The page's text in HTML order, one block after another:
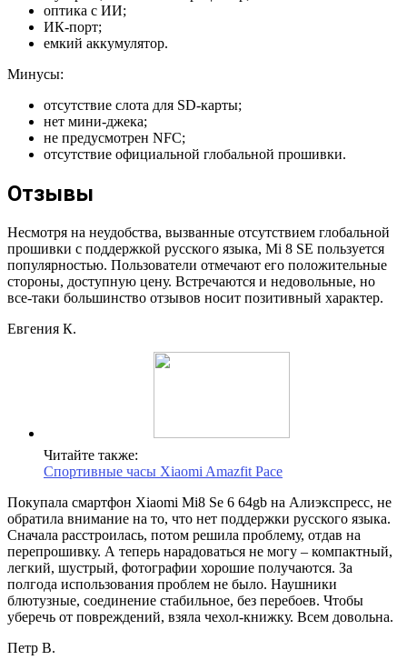
оптика с ИИ;
ИК-порт;
емкий аккумулятор.
Минусы:
отсутствие слота для SD-карты;
нет мини-джека;
не предусмотрен NFC;
отсутствие официальной глобальной прошивки.
Отзывы
Несмотря на неудобства, вызванные отсутствием глобальной
прошивки с поддержкой русского языка, Mi 8 SE пользуется
популярностью. Пользователи отмечают его положительные
стороны, доступную цену. Встречаются и недовольные, но
все-таки большинство отзывов носит позитивный характер.
Евгения К.
Читайте также:
Спортивные часы Xiaomi Amazfit Pace
Покупала смартфон Xiaomi Mi8 Se 6 64gb на Алиэкспресс, не
обратила внимание на то, что нет поддержки русского языка.
Сначала расстроилась, потом решила проблему, отдав на
перепрошивку. А теперь нарадоваться не могу – компактный,
легкий, шустрый, фотографии хорошие получаются. За
полгода использования проблем не было. Наушники
блютузные, соединение стабильное, без перебоев. Чтобы
уберечь от повреждений, взяла чехол-книжку. Всем довольна.
Петр В.